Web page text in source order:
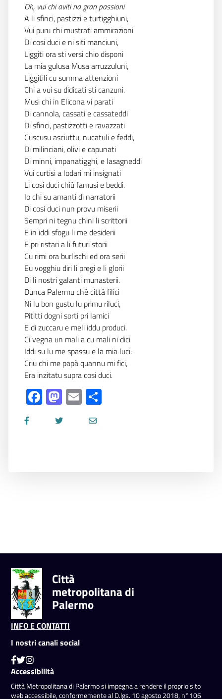
Oh, vui chi aviti na gran passioni
A li sfinci, pastizzi e turtigghiuni,
Vui puru chi mustrati ammirazioni
Di cosi duci e ni siti manciuni,
Liggiti ora sti versi chio disponi
La mia gulusa Musa arruzzuluni,
Liggitili cu summa attenzioni
Chi a vui su didicati sti canzuni.
Musi chi in Elicona vi parati
Di cannola, cassati e cassateddi
Di sfinci, pastizzotti e ravazzati
Cuscusu asciuttu, nucatuli e feddi,
Di milinciani, olivi e capunati
Di minni, impanatigghi, e lasagneddi
Vui curtisi a lodari mi insignati
Li cosi duci chiù famusi e beddi.
Io chi su amanti di narratorii
Di cosi duci nun provu miserii
Sempri ni tegnu chini li scrittorii
E in iddi sfogu li me desiderii
E pri ristari a li futuri storii
Cu rimi ora burlischi ed ora serii
Eu vogghiu diri li pregi e li glorii
Di li nostri galanti munasterii.
Dunca Palermu chè città filici
Ni lu bon gustu lu primu riluci,
Pititti dogni sorti pri lamici
E di zuccaru e meli iddu produci.
Ci vegna un mali a cu mali ni dici
Iddi su lu me spassu e la mia luci:
Criu chi me papà quannu mi fici,
Era inzitatu supra cosi duci.
Facebook
Mastodon
Email
Città
metropolitana di
Palermo
INFO E CONTATTI
I nostri canali social
Accessibilità
Città Metropolitana di Palermo si impegna a rendere il proprio sito
web accessibile, conformemente al D.lgs. 10 agosto 2018, n°106